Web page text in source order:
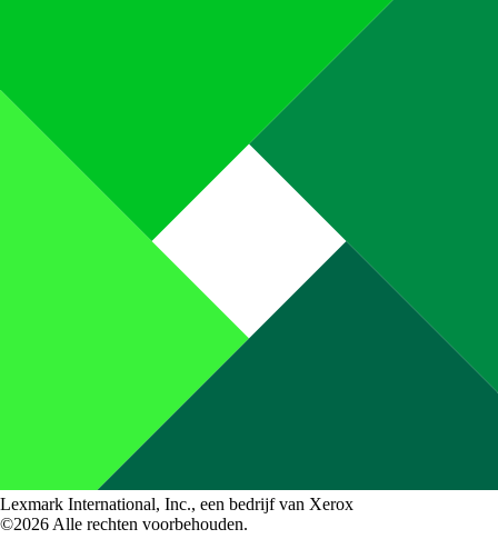
Lexmark International, Inc., een bedrijf van Xerox
©2026 Alle rechten voorbehouden.